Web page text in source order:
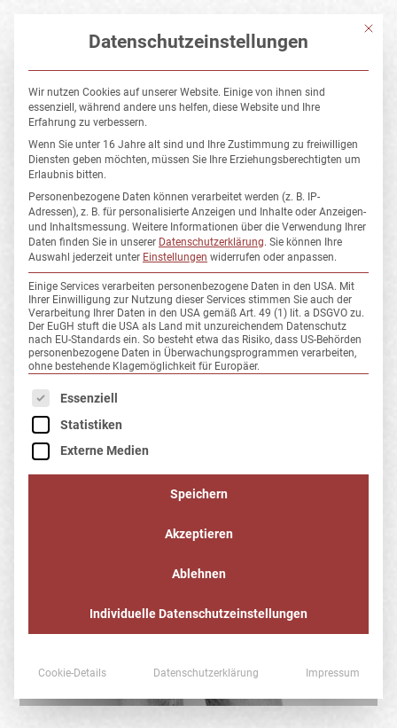
ANNAHEISER
Mit
Datenschutzeinstellungen
Wir nutzen Cookies auf unserer Website. Einige von ihnen sind
essenziell, während andere uns helfen, diese Website und Ihre
Erfahrung zu verbessern.
Wenn Sie unter 16 Jahre alt sind und Ihre Zustimmung zu freiwilligen
Diensten geben möchten, müssen Sie Ihre Erziehungsberechtigten um
Erlaubnis bitten.
Personenbezogene Daten können verarbeitet werden (z. B. IP-
Adressen), z. B. für personalisierte Anzeigen und Inhalte oder Anzeigen-
und Inhaltsmessung. Weitere Informationen über die Verwendung Ihrer
Daten finden Sie in unserer Datenschutzerklärung. Sie können Ihre
Auswahl jederzeit unter Einstellungen widerrufen oder anpassen.
Einige Services verarbeiten personenbezogene Daten in den USA. Mit
Ihrer Einwilligung zur Nutzung dieser Services stimmen Sie auch der
Verarbeitung Ihrer Daten in den USA gemäß Art. 49 (1) lit. a DSGVO zu.
Der EuGH stuft die USA als Land mit unzureichendem Datenschutz
nach EU-Standards ein. So besteht etwa das Risiko, dass US-Behörden
personenbezogene Daten in Überwachungsprogrammen verarbeiten,
ohne bestehende Klagemöglichkeit für Europäer.
Es folgt eine Liste der Service-Gruppen, für die eine
Essenziell
Statistiken
Externe Medien
Speichern
Akzeptieren
Ablehnen
Individuelle Datenschutzeinstellungen
Cookie-Details Datenschutzerklärung Impressum